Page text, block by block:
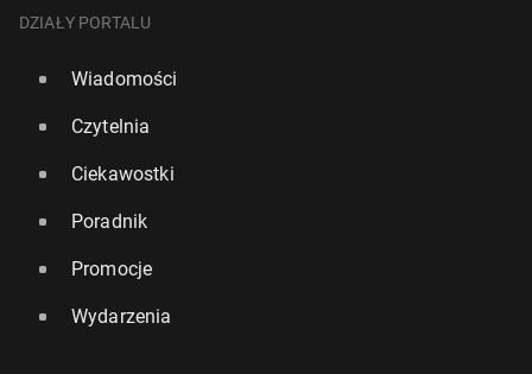
DZIAŁY PORTALU
Wiadomości
Czytelnia
Ciekawostki
Poradnik
Promocje
Wydarzenia